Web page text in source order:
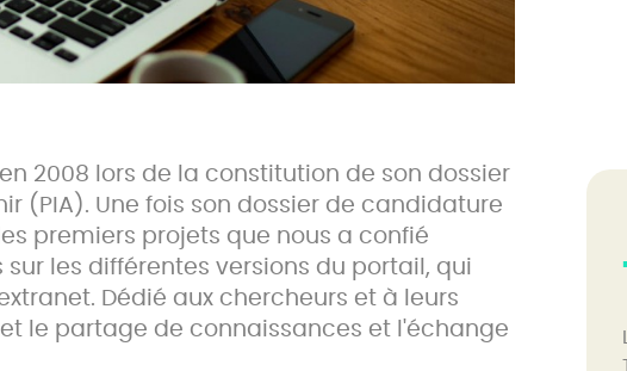
2008 lors de la constitution de son dossier
(PIA). Une fois son dossier de candidature
premiers projets que nous a confié
sur les différentes versions du portail, qui
Dédié aux chercheurs et à leurs
le partage de connaissances et l'échange